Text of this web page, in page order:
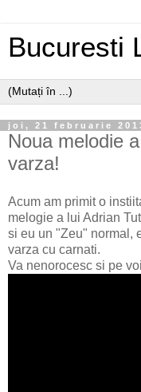
Bucuresti
joi, 21 februarie
Noua melodie
varza!
Acum am primit o
melogie a lui Adrian
si eu un "Zeu" normal,
varza cu carnati.
Va nenorocesc si pe